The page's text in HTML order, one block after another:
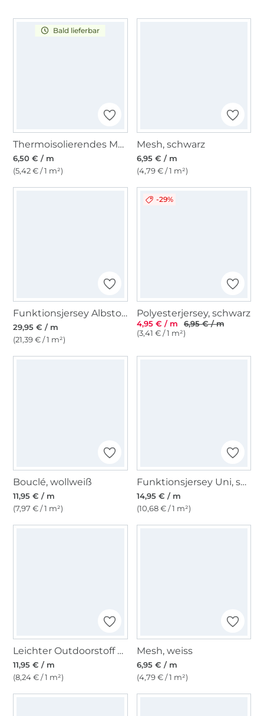
Bald lieferbar
Thermoisolierendes Material, silber
6,50 € / m
(5,42 € / 1 m²)
Mesh, schwarz
6,95 € / m
(4,79 € / 1 m²)
Funktionsjersey Albstoffe Hamburger Liebe Active Wear Rainbow Circles, schwarz
29,95 € / m
(21,39 € / 1 m²)
-29%
Polyesterjersey, schwarz
4,95 € / m
6,95 € / m
(3,41 € / 1 m²)
Bouclé, wollweiß
11,95 € / m
(7,97 € / 1 m²)
Funktionsjersey Uni, schwarz
14,95 € / m
(10,68 € / 1 m²)
Leichter Outdoorstoff Panama Uni, altpetrol
11,95 € / m
(8,24 € / 1 m²)
Mesh, weiss
6,95 € / m
(4,79 € / 1 m²)